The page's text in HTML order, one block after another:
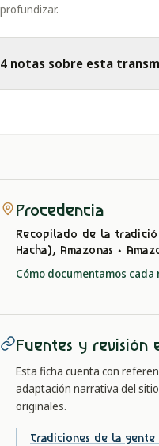
profundizar.
4 notas sobre esta
Procedencia
Recopilado de la
Hacha), Amazonas ·
Cómo documentamos cada
Fuentes y revisión
Esta ficha cuenta con
adaptación narrativa del
originales.
Tradiciones de la